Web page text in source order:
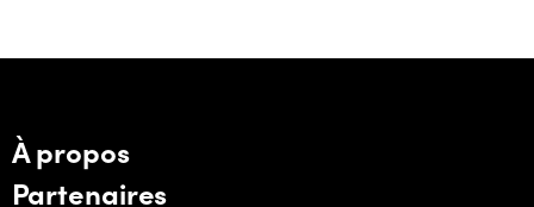
À propos
Partenaires